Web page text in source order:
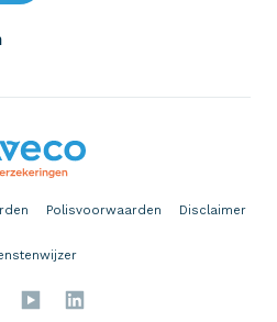
Polisvoorwaarden Disclaimer